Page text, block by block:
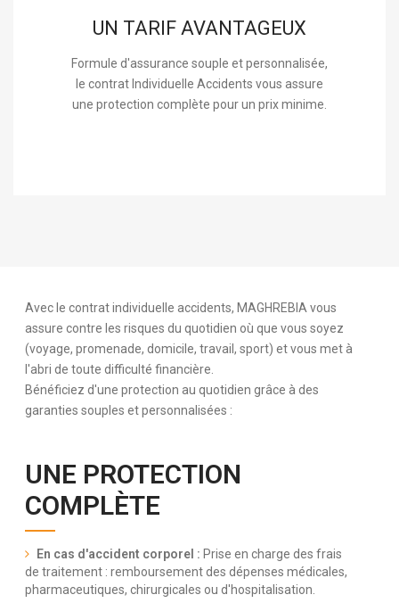
UN TARIF AVANTAGEUX
Formule d'assurance souple et personnalisée,
le contrat Individuelle Accidents vous assure
une protection complète pour un prix minime.
Avec le contrat individuelle accidents, MAGHREBIA vous
assure contre les risques du quotidien où que vous soyez
(voyage, promenade, domicile, travail, sport) et vous met à
l'abri de toute difficulté financière.
Bénéficiez d'une protection au quotidien grâce à des
garanties souples et personnalisées :
UNE PROTECTION
COMPLÈTE
En cas d'accident corporel : Prise en charge des frais
de traitement : remboursement des dépenses médicales,
pharmaceutiques, chirurgicales ou d'hospitalisation.